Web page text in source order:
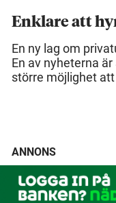
Enklare att
En ny lag om
En av nyheterna
större möjlighet
ANNONS